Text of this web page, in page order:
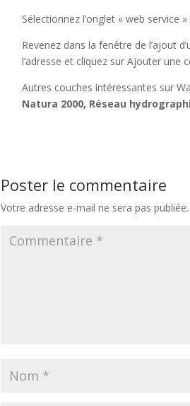
Sélectionnez l’onglet « web service
Revenez dans la fenêtre de l’ajout
l’adresse et cliquez sur Ajouter une
Autres couches intéressantes sur
Natura 2000, Réseau
Poster le commentaire
Votre adresse e-mail ne sera pas publiée.